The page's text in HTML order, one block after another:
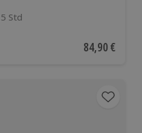
Std
auf 36 Bewertungen
Aktueller
84,90 €